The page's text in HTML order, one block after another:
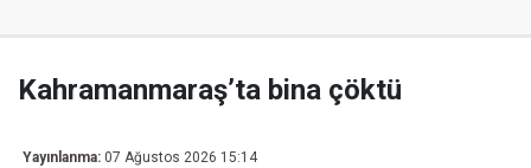
Kahramanmaraş’ta bina çöktü
Yayınlanma: 07 Ağustos 2026 15:14